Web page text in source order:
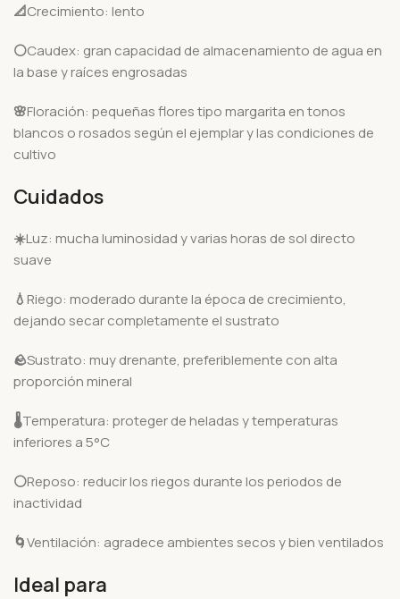
📐Crecimiento: lento
⚪Caudex: gran capacidad de almacenamiento de agua en
la base y raíces engrosadas
🌸Floración: pequeñas flores tipo margarita en tonos
blancos o rosados según el ejemplar y las condiciones de
cultivo
Cuidados
☀️Luz: mucha luminosidad y varias horas de sol directo
suave
💧 Riego: moderado durante la época de crecimiento,
dejando secar completamente el sustrato
🪨Sustrato: muy drenante, preferiblemente con alta
proporción mineral
🌡️Temperatura: proteger de heladas y temperaturas
inferiores a 5°C
⚪Reposo: reducir los riegos durante los periodos de
inactividad
🌀Ventilación: agradece ambientes secos y bien ventilados
Ideal para